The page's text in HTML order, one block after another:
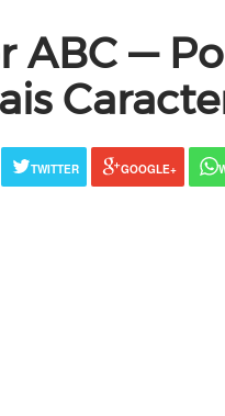
ABC —
TWITTER GOOGLE+